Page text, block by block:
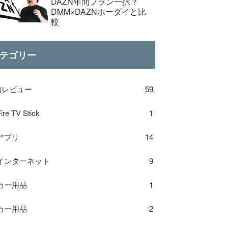
DMM×DAZNホーダイと比
較
ゴリー
ビュー 59
TV Stick 1
プリ 14
ンターネット 9
ー用品 1
ー用品 2